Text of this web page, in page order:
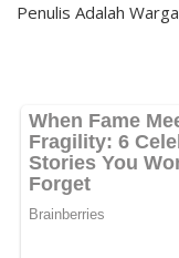
Penulis Adalah